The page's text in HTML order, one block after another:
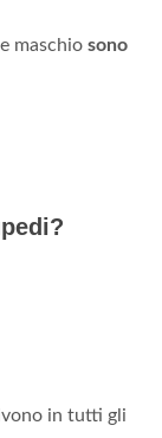
maschio sono
in tutti gli